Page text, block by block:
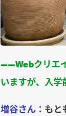
――Webクリエ
いますが、入
増谷さん： もと